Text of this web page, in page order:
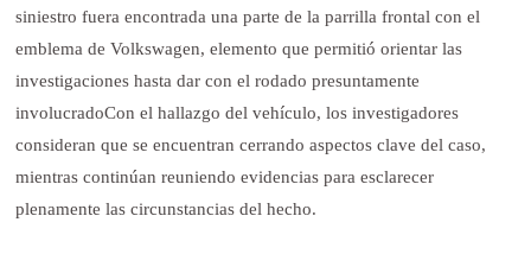
siniestro fuera encontrada una parte de la parrilla frontal con el
emblema de Volkswagen, elemento que permitió orientar las
investigaciones hasta dar con el rodado presuntamente
involucradoCon el hallazgo del vehículo, los investigadores
consideran que se encuentran cerrando aspectos clave del caso,
mientras continúan reuniendo evidencias para esclarecer
plenamente las circunstancias del hecho.